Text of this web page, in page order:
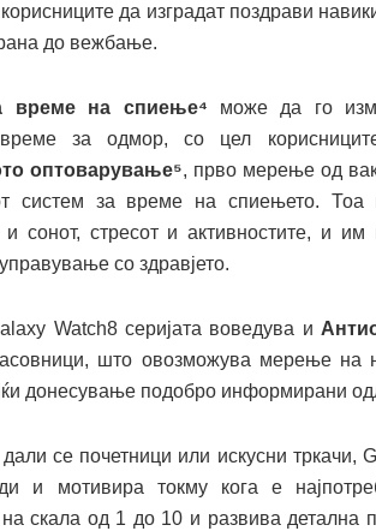
да изградат поздрави
до вежбање.
време на спиење⁴ може да го
за одмор, со цел
оптоварување⁵, прво мерење од
систем за време на спиењето.
и сонот, стресот и активностите, и
со здравјето.
Watch8 серијата воведува и
што овозможува мерење на
донесување подобро информирани
се почетници или искусни тркачи,
и мотивира токму кога е
на скала од 1 до 10 и развива детална